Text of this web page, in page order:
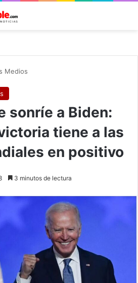
Medios
sonríe a Biden:
tiene a las
en positivo
3 minutos de lectura